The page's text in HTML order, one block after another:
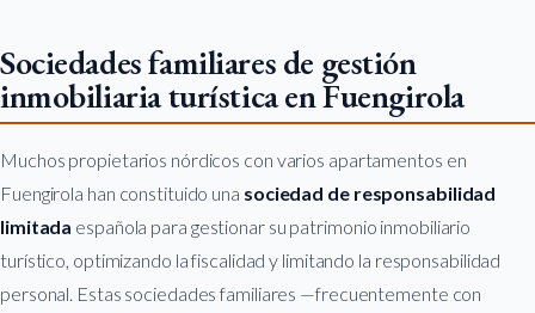
Sociedades familiares de gestión
inmobiliaria turística en Fuengirola
Muchos propietarios nórdicos con varios apartamentos en
Fuengirola han constituido una sociedad de responsabilidad
limitada española para gestionar su patrimonio inmobiliario
turístico, optimizando la fiscalidad y limitando la responsabilidad
personal. Estas sociedades familiares —frecuentemente con